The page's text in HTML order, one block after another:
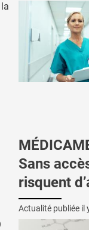
Sans
risquent
Actualité publiée il